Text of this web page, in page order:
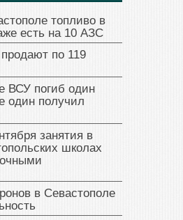
топливо в
есть на 10 АЗС
по 119
ВСУ погиб один
один получил
занятия в
школах
в Севастополе